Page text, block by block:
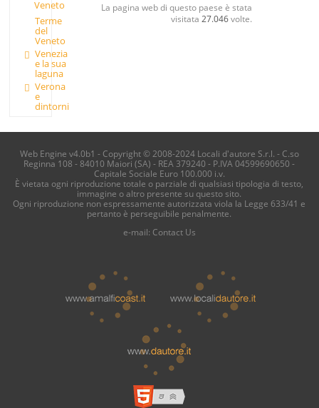
Veneto
Terme
del
Veneto
Venezia
e la sua
laguna
Verona
e
dintorni
La pagina web di questo paese è stata
visitata 27.046volte.
Web Engine v4.0b1 - Copyright © 2008-2024 Locali d'autore S.r.l. - C.so
Reginna 108 - 84010 Maiori (SA) - REA 379240 - P.IVA 04599690650 -
Capitale Sociale Euro 100.000 i.v.
È vietata ogni riproduzione totale o parziale di qualsiasi tipologia di testo,
immagine o altro presente su questo sito.
Ogni riproduzione non espressamente autorizzata viola la Legge 633/41 e
pertanto è perseguibile penalmente.
e-mail: Contact Us